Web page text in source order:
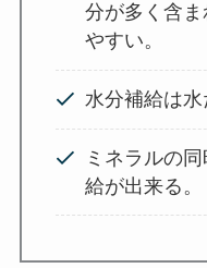
分が多く含
やすい。
水分補給は水
ミネラルの
給が出来る。